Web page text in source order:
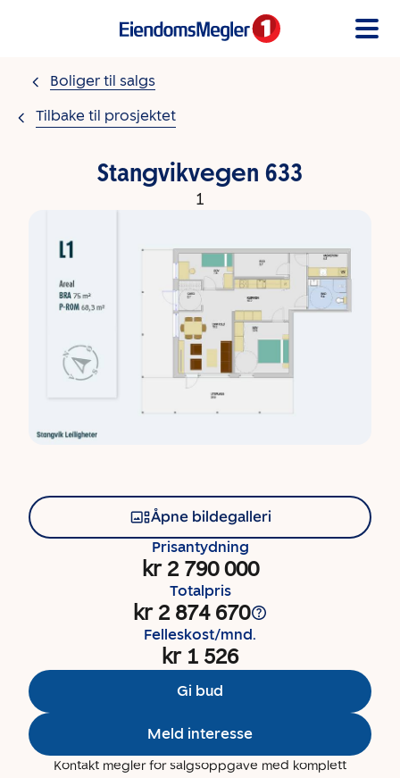
Boliger til salgs
Tilbake til prosjektet
Stangvikvegen 633
1
Åpne bildegalleri
Prisantydning
kr 2 790 000
Totalpris
kr 2 874 670
Felleskost/mnd.
kr 1 526
Gi bud
Meld interesse
Kontakt megler for salgsoppgave med komplett